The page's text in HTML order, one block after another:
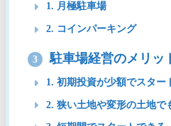
1. 月極駐車場
2. コインパーキング
3 駐車場経営のメリッ
1. 初期投資が少額でスター
2. 狭い土地や変形の土地で